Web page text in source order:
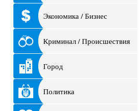
Экономика / Бизнес
Криминал / Происшествия
Город
Политика